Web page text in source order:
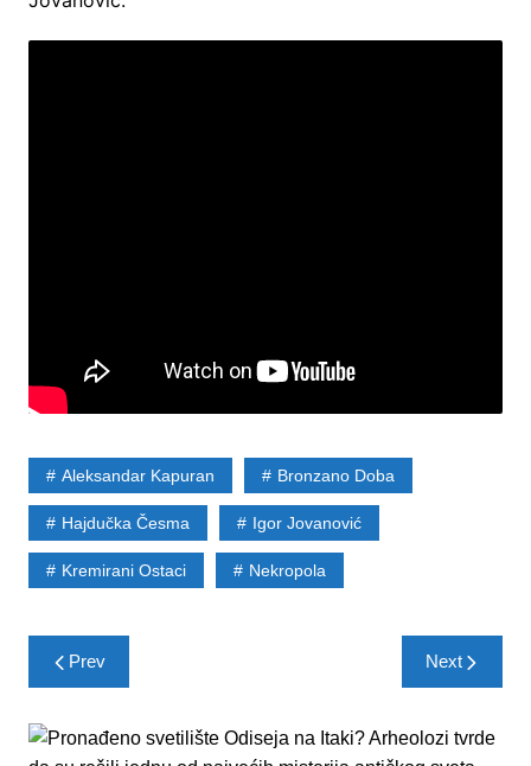
Aleksandar Kapuran Bronzano Doba
Hajdučka Česma Igor Jovanović
Kremirani Ostaci Nekropola
Post
navigation
Prev Next